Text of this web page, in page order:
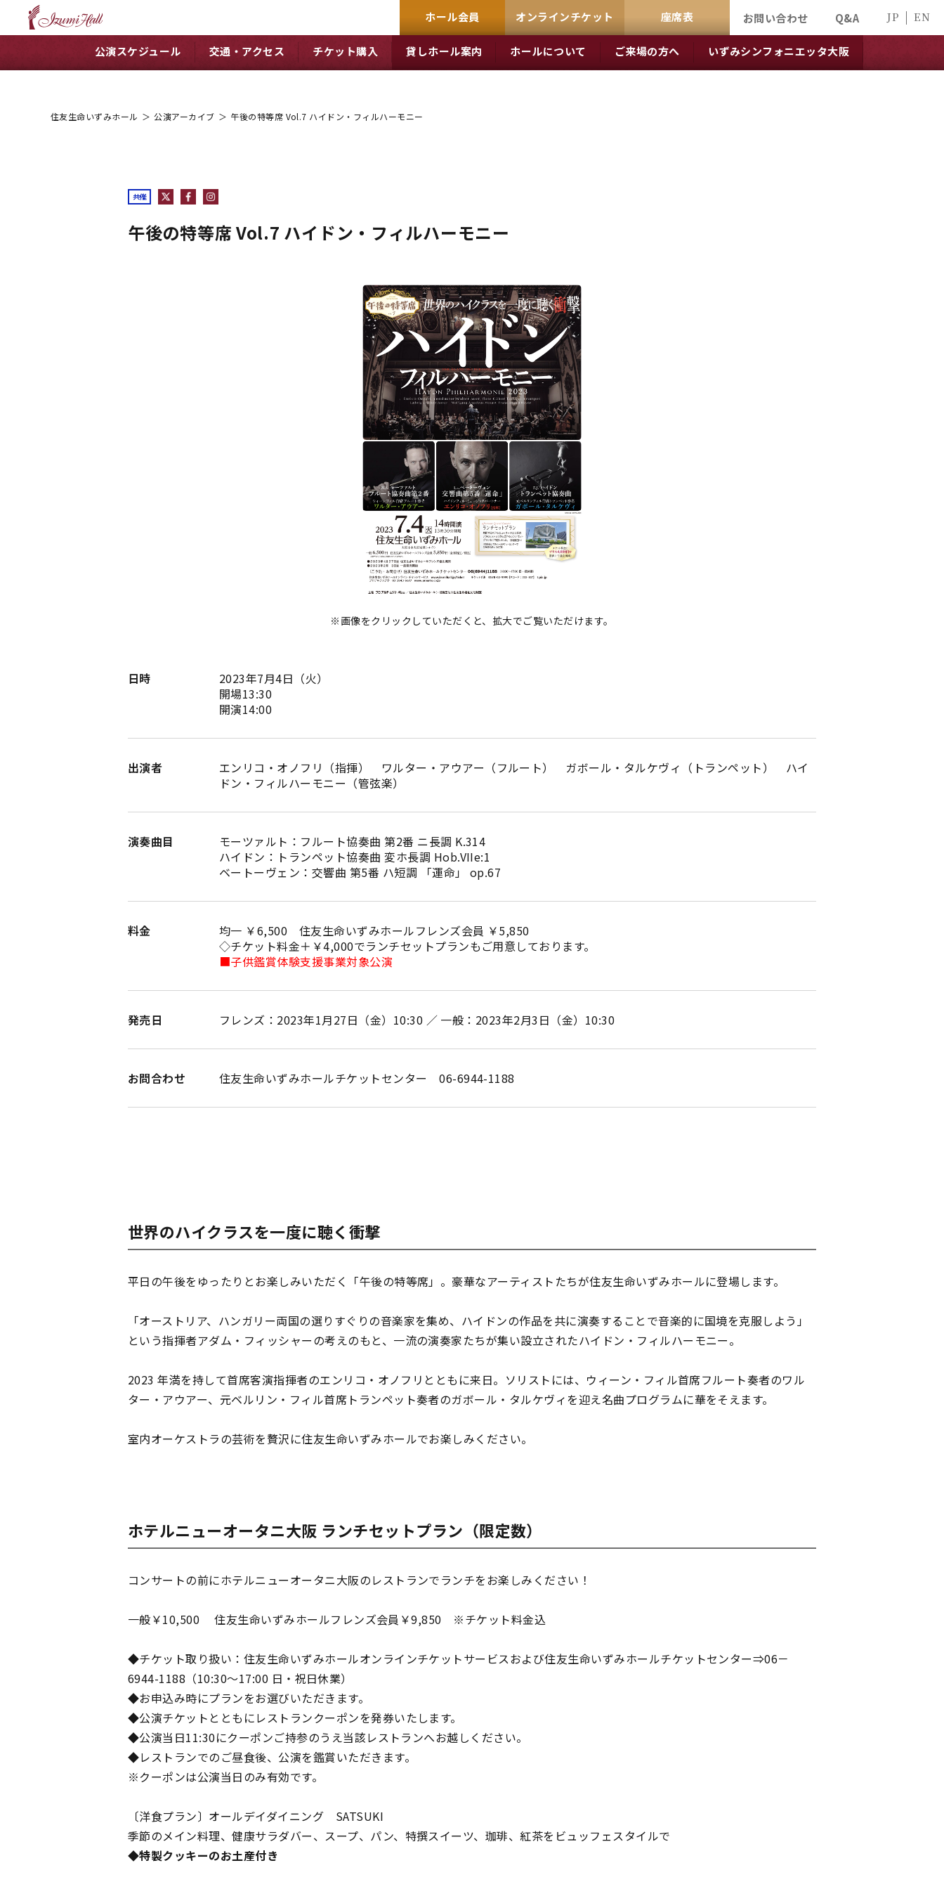
ホール会員 オンラインチケット 座席表 お問い合わせ Q&A JP EN
公演スケジュール 交通・アクセス チケット購入 貸しホール案内 ホールについて ご来場の方へ いずみシンフォニエッタ大阪
住友生命いずみホール ＞ 公演アーカイブ ＞ 午後の特等席 Vol.7 ハイドン・フィルハーモニー
共催
午後の特等席 Vol.7 ハイドン・フィルハーモニー
※画像をクリックしていただくと、拡大でご覧いただけます。
日時
2023年7月4日（火）
開場13:30
開演14:00
出演者
エンリコ・オノフリ（指揮） ワルター・アウアー（フルート） ガボール・タルケヴィ（トランペット） ハイ
ドン・フィルハーモニー（管弦楽）
演奏曲目
モーツァルト：フルート協奏曲 第2番 ニ長調 K.314
ハイドン：トランペット協奏曲 変ホ長調 Hob.VIIe:1
ベートーヴェン：交響曲 第5番 ハ短調 「運命」 op.67
料金
均一 ￥6,500 住友生命いずみホールフレンズ会員 ￥5,850
◇チケット料金＋￥4,000でランチセットプランもご用意しております。
■子供鑑賞体験支援事業対象公演
発売日 フレンズ：2023年1月27日（金）10:30 ／ 一般：2023年2月3日（金）10:30
お問合わせ 住友生命いずみホールチケットセンター 06-6944-1188
世界のハイクラスを一度に聴く衝撃
平日の午後をゆったりとお楽しみいただく「午後の特等席」。豪華なアーティストたちが住友生命いずみホールに登場します。
「オーストリア、ハンガリー両国の選りすぐりの音楽家を集め、ハイドンの作品を共に演奏することで音楽的に国境を克服しよう」
という指揮者アダム・フィッシャーの考えのもと、一流の演奏家たちが集い設立されたハイドン・フィルハーモニー。
2023 年満を持して首席客演指揮者のエンリコ・オノフリとともに来日。ソリストには、ウィーン・フィル首席フルート奏者のワル
ター・アウアー、元ベルリン・フィル首席トランペット奏者のガボール・タルケヴィを迎え名曲プログラムに華をそえます。
室内オーケストラの芸術を贅沢に住友生命いずみホールでお楽しみください。
ホテルニューオータニ大阪 ランチセットプラン（限定数）
コンサートの前にホテルニューオータニ大阪のレストランでランチをお楽しみください！
一般￥10,500 住友生命いずみホールフレンズ会員￥9,850 ※チケット料金込
◆チケット取り扱い：住友生命いずみホールオンラインチケットサービスおよび住友生命いずみホールチケットセンター⇒06－
6944-1188（10:30～17:00 日・祝日休業）
◆お申込み時にプランをお選びいただきます。
◆公演チケットとともにレストランクーポンを発券いたします。
◆公演当日11:30にクーポンご持参のうえ当該レストランへお越しください。
◆レストランでのご昼食後、公演を鑑賞いただきます。
※クーポンは公演当日のみ有効です。
〔洋食プラン〕オールデイダイニング SATSUKI
季節のメイン料理、健康サラダバー、スープ、パン、特撰スイーツ、珈琲、紅茶をビュッフェスタイルで
◆特製クッキーのお土産付き